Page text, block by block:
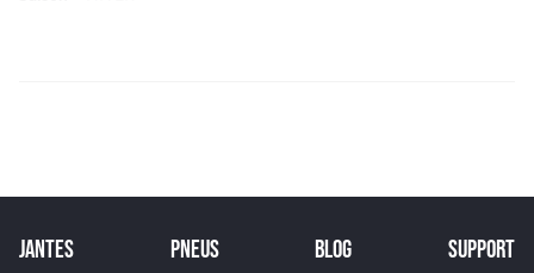
JANTES PNEUS BLOG SUPPORT